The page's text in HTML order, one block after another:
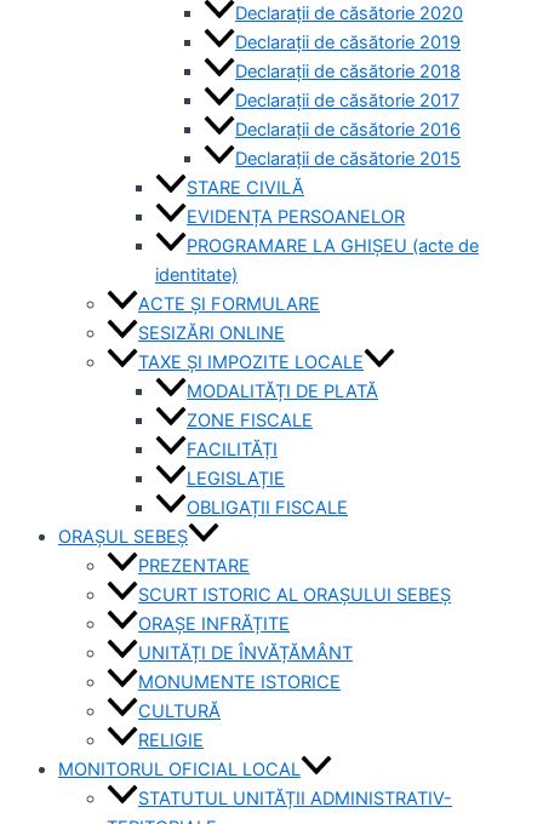
Declarații de căsătorie 2020
Declarații de căsătorie 2019
Declarații de căsătorie 2018
Declarații de căsătorie 2017
Declarații de căsătorie 2016
Declarații de căsătorie 2015
STARE CIVILĂ
EVIDENȚA PERSOANELOR
PROGRAMARE LA GHIȘEU (acte de
identitate)
ACTE ȘI FORMULARE
SESIZĂRI ONLINE
TAXE ȘI IMPOZITE LOCALE
MODALITĂȚI DE PLATĂ
ZONE FISCALE
FACILITĂȚI
LEGISLAȚIE
OBLIGAȚII FISCALE
ORAȘUL SEBEȘ
PREZENTARE
SCURT ISTORIC AL ORAȘULUI SEBEȘ
ORAȘE INFRĂȚITE
UNITĂȚI DE ÎNVĂȚĂMÂNT
MONUMENTE ISTORICE
CULTURĂ
RELIGIE
MONITORUL OFICIAL LOCAL
STATUTUL UNITĂȚII ADMINISTRATIV-